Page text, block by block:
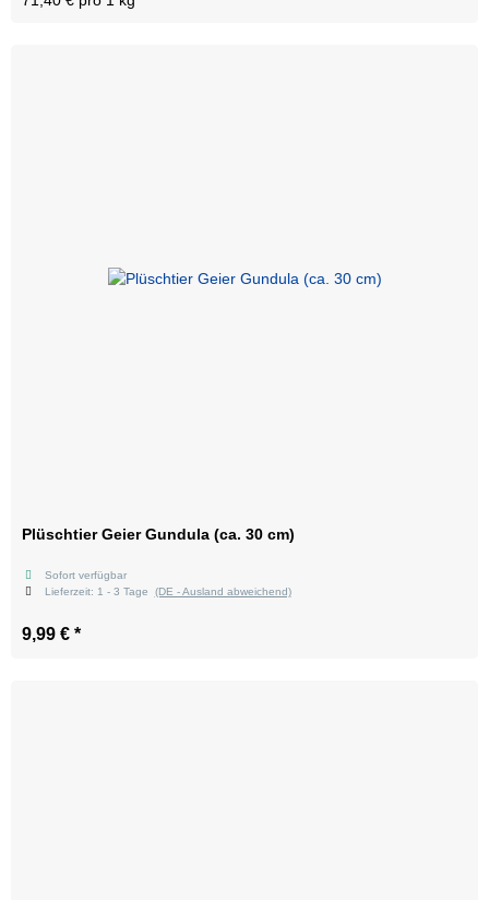
Plüschtier Geier Gundula (ca. 30 cm)
Sofort verfügbar
Lieferzeit: 1 - 3 Tage (DE - Ausland abweichend)
9,99 € *